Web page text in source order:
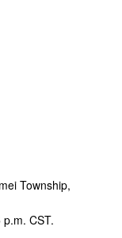
Township,
CST.